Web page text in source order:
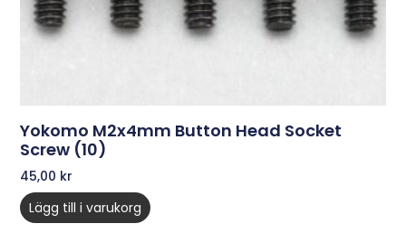
Yokomo M2x4mm Button Head Socket
Screw (10)
45,00 kr
Lägg till i varukorg